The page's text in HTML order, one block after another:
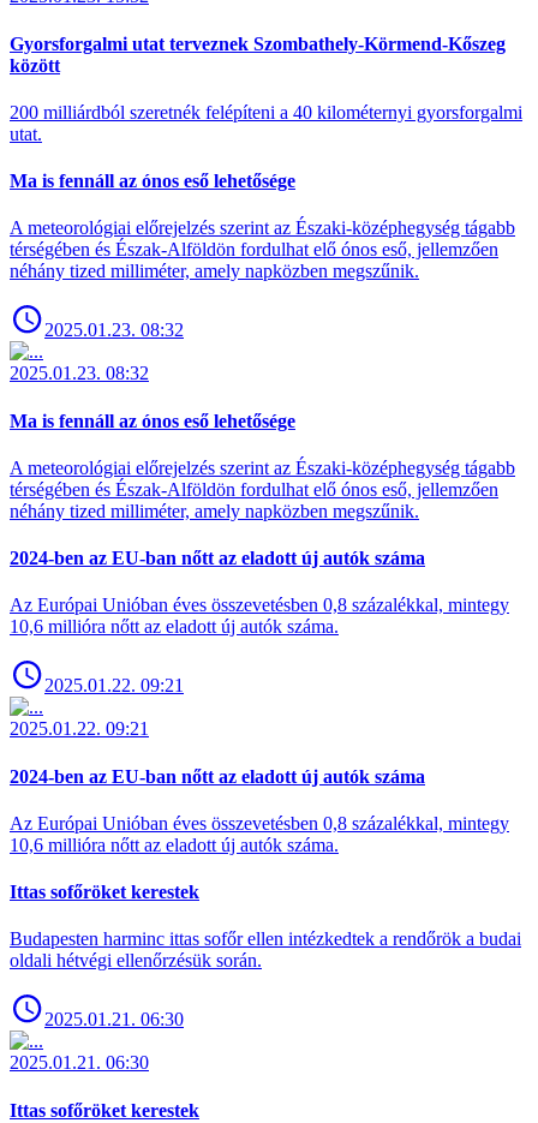
Gyorsforgalmi utat terveznek Szombathely-Körmend-Kőszeg
között
200 milliárdból szeretnék felépíteni a 40 kilométernyi gyorsforgalmi
utat.
Ma is fennáll az ónos eső lehetősége
A meteorológiai előrejelzés szerint az Északi-középhegység tágabb
térségében és Észak-Alföldön fordulhat elő ónos eső, jellemzően
néhány tized milliméter, amely napközben megszűnik.
2025.01.23. 08:32
2025.01.23. 08:32
Ma is fennáll az ónos eső lehetősége
A meteorológiai előrejelzés szerint az Északi-középhegység tágabb
térségében és Észak-Alföldön fordulhat elő ónos eső, jellemzően
néhány tized milliméter, amely napközben megszűnik.
2024-ben az EU-ban nőtt az eladott új autók száma
Az Európai Unióban éves összevetésben 0,8 százalékkal, mintegy
10,6 millióra nőtt az eladott új autók száma.
2025.01.22. 09:21
2025.01.22. 09:21
2024-ben az EU-ban nőtt az eladott új autók száma
Az Európai Unióban éves összevetésben 0,8 százalékkal, mintegy
10,6 millióra nőtt az eladott új autók száma.
Ittas sofőröket kerestek
Budapesten harminc ittas sofőr ellen intézkedtek a rendőrök a budai
oldali hétvégi ellenőrzésük során.
2025.01.21. 06:30
2025.01.21. 06:30
Ittas sofőröket kerestek